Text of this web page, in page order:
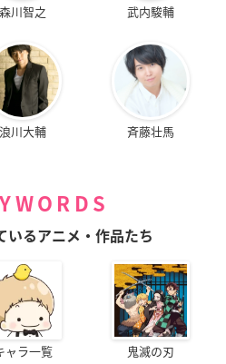
森川智之 武内駿輔
浪川大輔 斉藤壮馬
いるアニメ・作品たち
ャラ一覧 鬼滅の刃